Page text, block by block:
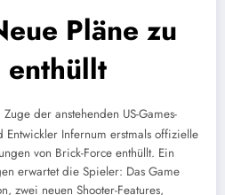
Pläne zu
enthüllt
Zuge der anstehenden US-Games-
Entwickler Infernum erstmals offizielle
von Brick-Force enthüllt. Ein
erwartet die Spieler: Das Game
zwei neuen Shooter-Features,